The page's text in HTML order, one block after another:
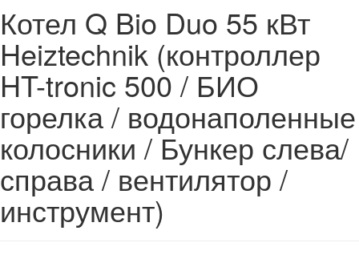
Котел Q Bio Duo 55 кВт
Heiztechnik (контроллер
HT-tronic 500 / БИО
горелка / водонаполенные
колосники / Бункер слева/
справа / вентилятор /
инструмент)